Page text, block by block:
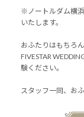
※ノートルダム横
いたします。
おふたりはもちろ
FIVESTAR
験ください。
スタッフ一同、お